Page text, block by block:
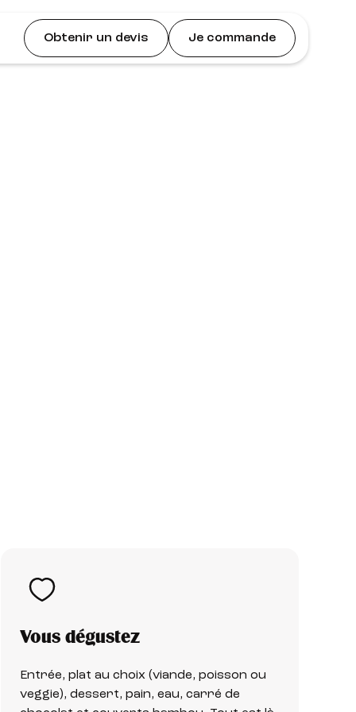
Obtenir un devis Je commande
Vous dégustez
Entrée, plat au choix (viande, poisson ou
veggie), dessert, pain, eau, carré de